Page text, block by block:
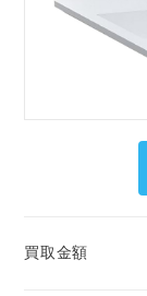
買取金額